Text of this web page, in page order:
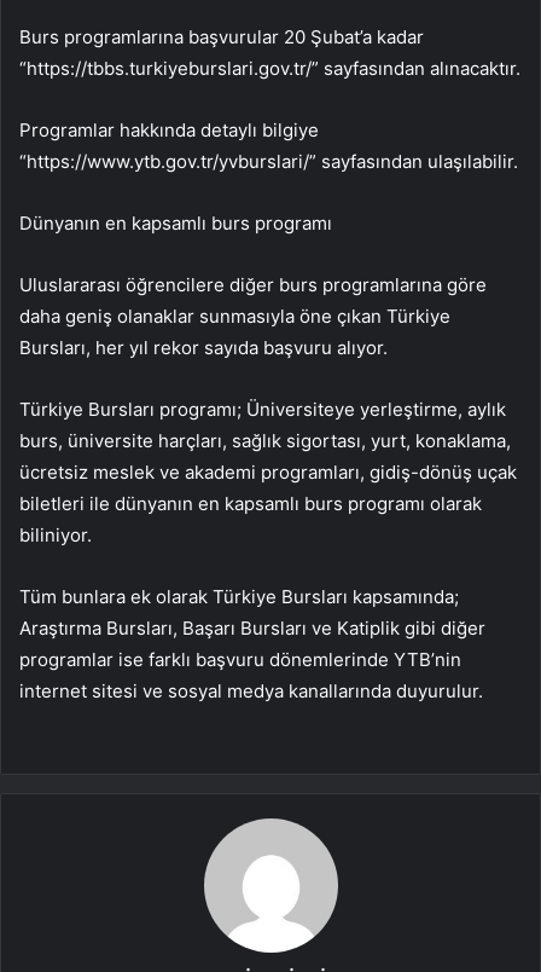
Burs programlarına başvurular 20 Şubat’a kadar
“https://tbbs.turkiyeburslari.gov.tr/” sayfasından alınacaktır.
Programlar hakkında detaylı bilgiye
“https://www.ytb.gov.tr/yvburslari/” sayfasından ulaşılabilir.
Dünyanın en kapsamlı burs programı
Uluslararası öğrencilere diğer burs programlarına göre
daha geniş olanaklar sunmasıyla öne çıkan Türkiye
Bursları, her yıl rekor sayıda başvuru alıyor.
Türkiye Bursları programı; Üniversiteye yerleştirme, aylık
burs, üniversite harçları, sağlık sigortası, yurt, konaklama,
ücretsiz meslek ve akademi programları, gidiş-dönüş uçak
biletleri ile dünyanın en kapsamlı burs programı olarak
biliniyor.
Tüm bunlara ek olarak Türkiye Bursları kapsamında;
Araştırma Bursları, Başarı Bursları ve Katiplik gibi diğer
programlar ise farklı başvuru dönemlerinde YTB’nin
internet sitesi ve sosyal medya kanallarında duyurulur.